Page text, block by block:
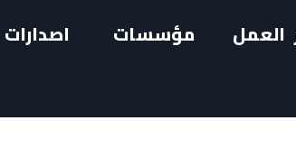
العمل مؤسسات اصدارات